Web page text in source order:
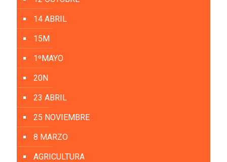
14 ABRIL
15M
1ºMAYO
20N
23 ABRIL
25 NOVIEMBRE
8 MARZO
AGRICULTURA